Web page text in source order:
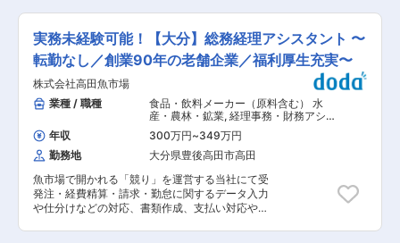
実務未経験可能！【大分】総務経理アシスタント 〜
転勤なし／創業90年の老舗企業／福利厚生充実〜
株式会社高田魚市場
業種 / 職種
食品・飲料メーカー（原料含む） 水
産・農林・鉱業, 経理事務・財務アシス
タント 庶務・総務アシスタント
年収 300万円~349万円
勤務地
大分県豊後高田市高田
魚市場で開かれる「競り」を運営する当社にて受
発注・経費精算・請求・勤怠に関するデータ入力
や仕分けなどの対応、書類作成、支払い対応や各